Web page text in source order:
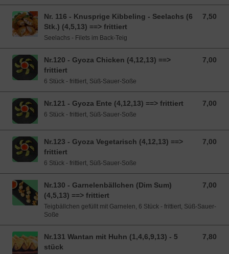
Nr. 116 - Knusprige Kibbeling - Seelachs (6
Stk.) (4,5,13) ==> frittiert
7,50
7,50 EUR
Seelachs - Filets im Back-Teig
Nr.120 - Gyoza Chicken (4,12,13) ==>
frittiert
7,00
7,00 EUR
6 Stück - frittiert, Süß-Sauer-Soße
Nr.121 - Gyoza Ente (4,12,13) ==> frittiert 7,00
7,00 EUR
6 Stück - frittiert, Süß-Sauer-Soße
Nr.123 - Gyoza Vegetarisch (4,12,13) ==>
frittiert
7,00
7,00 EUR
6 Stück - frittiert, Süß-Sauer-Soße
Nr.130 - Garnelenbällchen (Dim Sum)
(4,5,13) ==> frittiert
7,00
7,00 EUR
Teigbällchen gefüllt mit Garnelen, 6 Stück - frittiert, Süß-Sauer-
Soße
Nr.131 Wantan mit Huhn (1,4,6,9,13) - 5
stück
7,80
7,80 EUR